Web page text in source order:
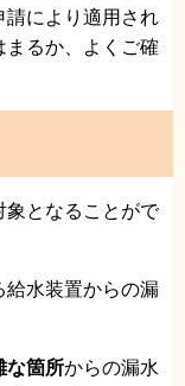
請により適用され
まるか、よくご確
象となることがで
給水装置からの漏
な箇所からの漏水